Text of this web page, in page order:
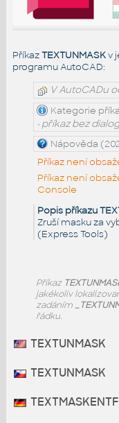
PříkazTEXTUNMASKv
programu AutoCAD:
V AutoCADu
Kategorie
• příkaz bez
Nápověda
Příkaz není
Příkaz není
Console
Popis příkazu
Zruší masku za
(Express Tools)
Příkaz
jakékoliv
zadáním
řádku.
TEXTUNMASK
TEXTUNMASK
TEXTMASKENTF